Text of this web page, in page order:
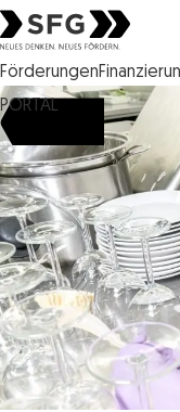
Steirische
Förderungen
PORTAL